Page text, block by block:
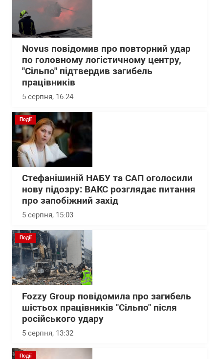
Novus повідомив про повторний удар
по головному логістичному центру,
"Сільпо" підтвердив загибель
працівників
5 серпня, 16:24
Події
Стефанішиній НАБУ та САП оголосили
нову підозру: ВАКС розглядає питання
про запобіжний захід
5 серпня, 15:03
Події
Fozzy Group повідомила про загибель
шістьох працівників "Сільпо" після
російського удару
5 серпня, 13:32
Події